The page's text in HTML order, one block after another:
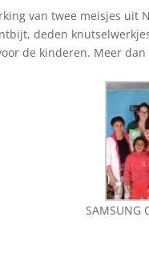
van twee meisjes
deden
de kinderen. Meer
SAMSUNG